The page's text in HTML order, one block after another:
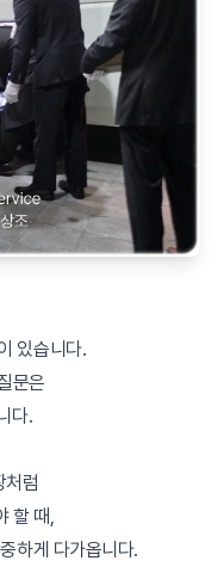
있습니다.
문은
다.
처럼
할 때,
하게 다가옵니다.